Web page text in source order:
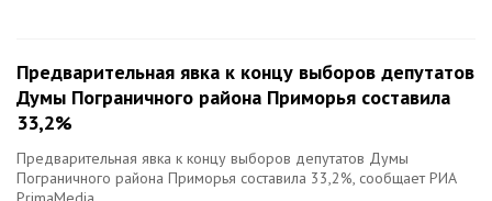
Предварительная явка к концу выборов депутатов
Думы Пограничного района Приморья составила
33,2%
Предварительная явка к концу выборов депутатов Думы
Пограничного района Приморья составила 33,2%, сообщает РИА